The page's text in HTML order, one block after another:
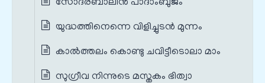
സോദരബാലിന്‍ പാദാംബുജം
യുദ്ധത്തിനെന്നെ വിളിച്ചുടന്‍ മുന്നം
കാല്‍ത്തലം കൊണ്ടു ചവിട്ടീടൊലാ മാം
സുഗ്രീവ നിന്നുടെ മസ്തകം ഭിത്വാ